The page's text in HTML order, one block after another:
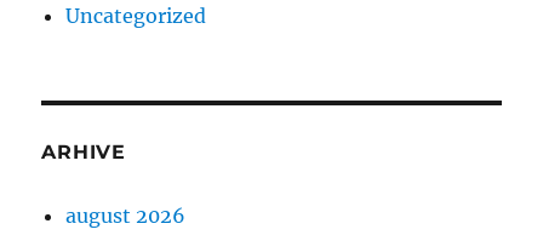
Uncategorized
ARHIVE
august 2026